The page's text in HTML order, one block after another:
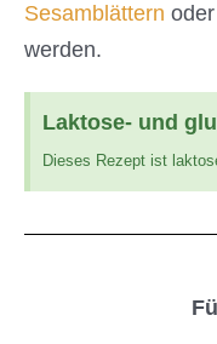
Sesamblättern
werden.
Laktose- und
Dieses Rezept ist